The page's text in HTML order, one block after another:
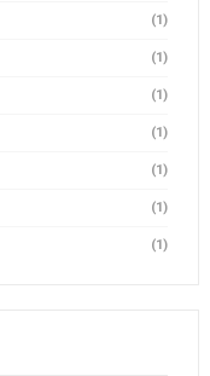
(1)
(1)
(1)
(1)
(1)
(1)
(1)